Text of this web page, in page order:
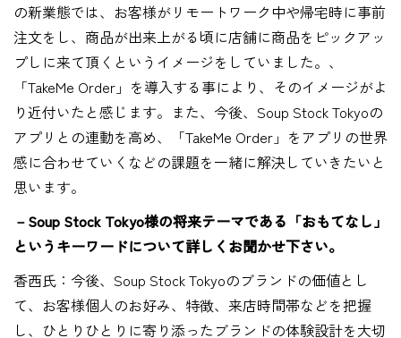
の新業態では、お客様がリモートワーク中や帰宅時に事前
注文をし、商品が出来上がる頃に店舗に商品をピックアッ
プしに来て頂くというイメージをしていました。、
「TakeMe Order」を導入する事により、そのイメージがよ
り近付いたと感じます。また、今後、Soup Stock Tokyoの
アプリとの連動を高め、「TakeMe Order」をアプリの世界
感に合わせていくなどの課題を一緒に解決していきたいと
思います。
－Soup Stock Tokyo様の将来テーマである「おもてなし」
というキーワードについて詳しくお聞かせ下さい。
香西氏：今後、Soup Stock Tokyoのブランドの価値とし
て、お客様個人のお好み、特徴、来店時間帯などを把握
し、ひとりひとりに寄り添ったブランドの体験設計を大切